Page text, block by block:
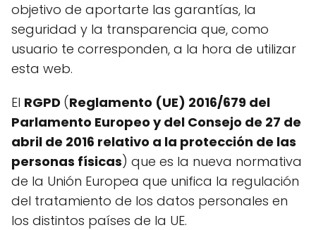
objetivo de aportarte las garantías, la
seguridad y la transparencia que, como
usuario te corresponden, a la hora de utilizar
esta web.
El RGPD (Reglamento (UE) 2016/679 del
Parlamento Europeo y del Consejo de 27 de
abril de 2016 relativo a la protección de las
personas físicas) que es la nueva normativa
de la Unión Europea que unifica la regulación
del tratamiento de los datos personales en
los distintos países de la UE.